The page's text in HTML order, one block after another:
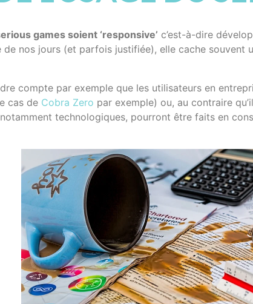
games soient ‘responsive’ c’est-à-dire
nos jours (et parfois justifiée), elle cache souvent
compte par exemple que les utilisateurs en
cas de Cobra Zero par exemple) ou, au contraire
technologiques, pourront être faits en